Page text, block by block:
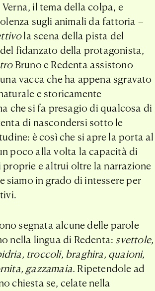
il tema della colpa, e
sugli animali da fattoria –
la scena della pista del
fidanzato della protagonista,
Bruno e Redenta assistono
vacca che ha appena sgravato
e storicamente
che si fa presagio di qualcosa di
di nascondersi sotto le
è così che si apre la porta al
poco alla volta la capacità di
proprie e altrui oltre la narrazione
siamo in grado di intessere per
segnata alcune delle parole
nella lingua di Redenta: svettole,
troccoli, braghira, quaioni,
gazzamaia. Ripetendole ad
chiesta se, celate nella